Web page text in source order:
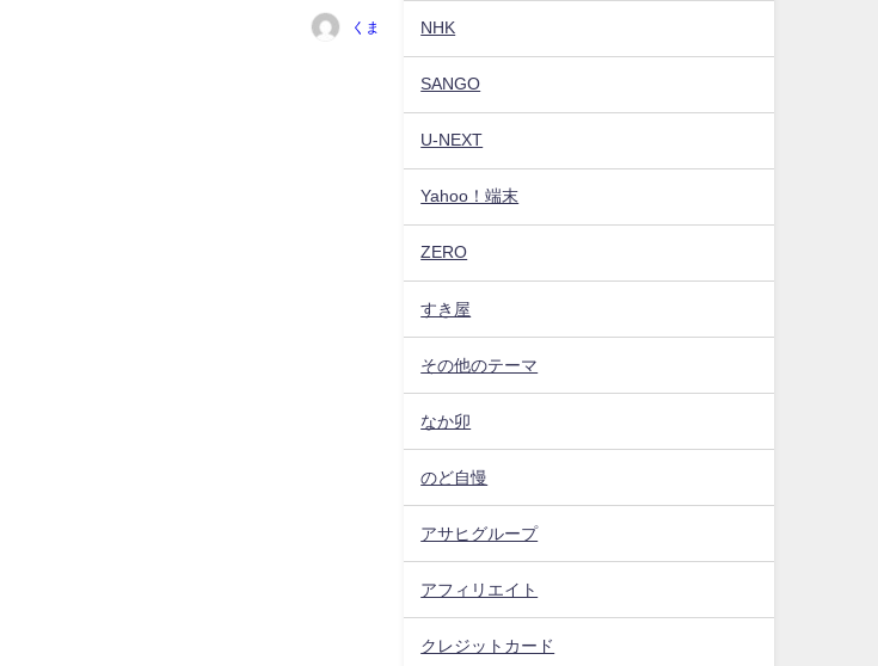
くま NHK
SANGO
U-NEXT
Yahoo！端末
ZERO
すき屋
その他のテーマ
なか卯
のど自慢
アサヒグループ
アフィリエイト
クレジットカード